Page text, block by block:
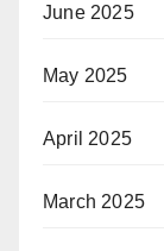
June 2025
May 2025
April 2025
March 2025